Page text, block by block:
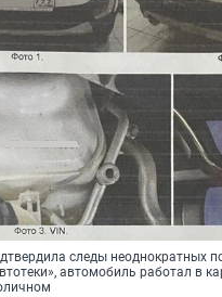
следы неоднократных
автомобиль работал в